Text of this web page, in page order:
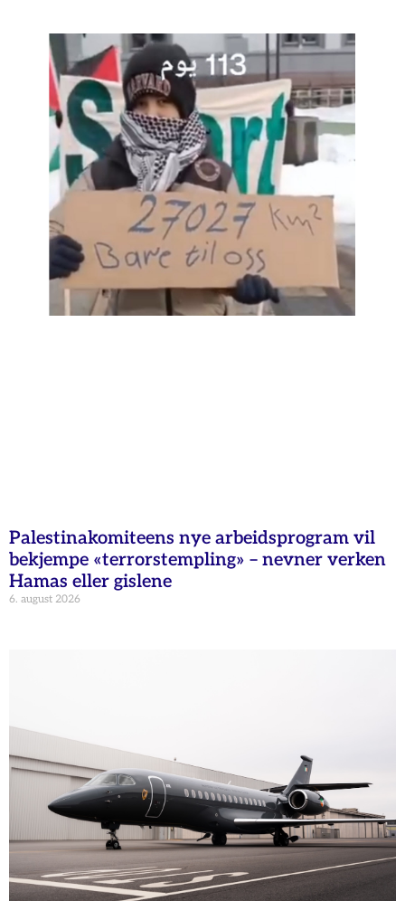
Palestinakomiteens nye arbeidsprogram vil
bekjempe «terrorstempling» – nevner verken
Hamas eller gislene
6. august 2026